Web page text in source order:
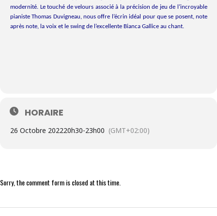
modernité. Le touché de velours associé à la précision de jeu de l’incroyable
pianiste Thomas Duvigneau, nous offre l’écrin idéal pour que se posent, note
après note, la voix et le swing de l’excellente Bianca Gallice au chant.
HORAIRE
26 Octobre 202220h30-23h00 (GMT+02:00)
Sorry, the comment form is closed at this time.